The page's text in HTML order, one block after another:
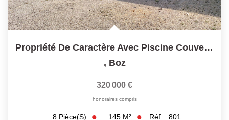
Propriété De Caractère Avec Piscine Couverte-5 Chambres...
, Boz
320 000 €
honoraires compris
8 Pièce(s) 145 M² Réf : 801